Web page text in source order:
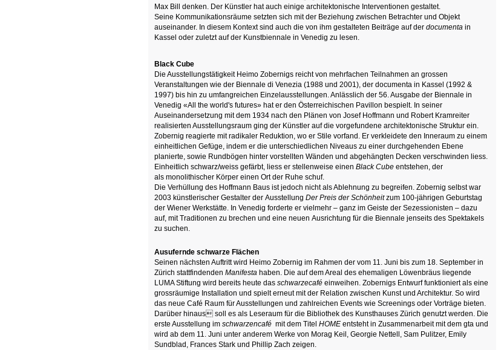
Max Bill denken. Der Künstler hat auch einige architektonische Interventionen gestaltet.
Seine Kommunikationsräume setzten sich mit der Beziehung zwischen Betrachter und Objekt
auseinander. In diesem Kontext sind auch die von ihm gestalteten Beiträge auf der documenta in
Kassel oder zuletzt auf der Kunstbiennale in Venedig zu lesen.
Black Cube
Die Ausstellungstätigkeit Heimo Zobernigs reicht von mehrfachen Teilnahmen an grossen
Veranstaltungen wie der Biennale di Venezia (1988 und 2001), der documenta in Kassel (1992 &
1997) bis hin zu umfangreichen Einzelausstellungen. Anlässlich der 56. Ausgabe der Biennale in
Venedig «All the world's futures» hat er den Österreichischen Pavillon bespielt. In seiner
Auseinandersetzung mit dem 1934 nach den Plänen von Josef Hoffmann und Robert Kramreiter
realisierten Ausstellungsraum ging der Künstler auf die vorgefundene architektonische Struktur ein.
Zobernig reagierte mit radikaler Reduktion, wo er Stile vorfand. Er verkleidete den Inneraum zu einem
einheitlichen Gefüge, indem er die unterschiedlichen Niveaus zu einer durchgehenden Ebene
planierte, sowie Rundbögen hinter vorstellten Wänden und abgehängten Decken verschwinden liess.
Einheitlich schwarz/weiss gefärbt, liess er stellenweise einen Black Cube entstehen, der
als monolithischer Körper einen Ort der Ruhe schuf.
Die Verhüllung des Hoffmann Baus ist jedoch nicht als Ablehnung zu begreifen. Zobernig selbst war
2003 künstlerischer Gestalter der Ausstellung Der Preis der Schönheitzum 100-jährigen Geburtstag
der Wiener Werkstätte. In Venedig forderte er vielmehr – ganz im Geiste der Sezessionisten – dazu
auf, mit Traditionen zu brechen und eine neuen Ausrichtung für die Biennale jenseits des Spektakels
zu suchen.
Ausufernde schwarze Flächen
Seinen nächsten Auftritt wird Heimo Zobernig im Rahmen der vom 11. Juni bis zum 18. September in
Zürich stattfindenden Manifesta haben. Die auf dem Areal des ehemaligen Löwenbräus liegende
LUMA Stiftung wird bereits heute das schwarzecafé einweihen. Zobernigs Entwurf funktioniert als eine
grossräumige Installation und spielt erneut mit der Relation zwischen Kunst und Architektur. So wird
das neue Café Raum für Ausstellungen und zahlreichen Events wie Screenings oder Vorträge bieten.
Darüber hinaus soll es als Leseraum für die Bibliothek des Kunsthauses Zürich genutzt werden. Die
erste Ausstellung im schwarzencafé mit dem Titel HOME entsteht in Zusammenarbeit mit dem gta und
wird ab dem 11. Juni unter anderem Werke von Morag Keil, Georgie Nettell, Sam Pulitzer, Emily
Sundblad, Frances Stark und Phillip Zach zeigen.